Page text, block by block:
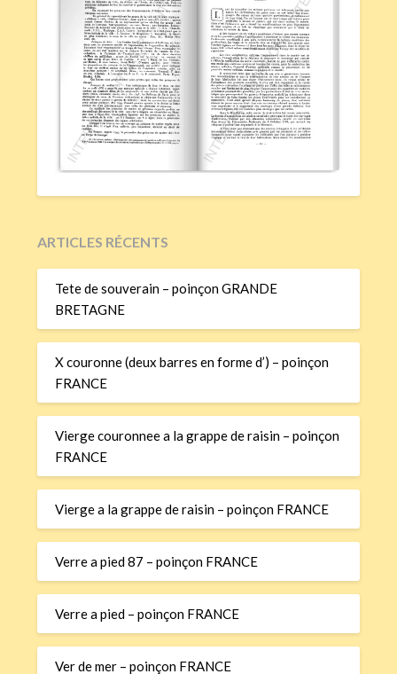
ARTICLES RÉCENTS
Tete de souverain – poinçon GRANDE
BRETAGNE
X couronne (deux barres en forme d’) – poinçon
FRANCE
Vierge couronnee a la grappe de raisin – poinçon
FRANCE
Vierge a la grappe de raisin – poinçon FRANCE
Verre a pied 87 – poinçon FRANCE
Verre a pied – poinçon FRANCE
Ver de mer – poinçon FRANCE